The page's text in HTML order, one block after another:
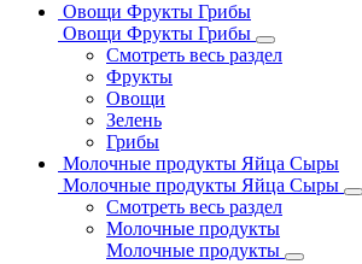
Овощи Фрукты Грибы
Овощи Фрукты Грибы
Смотреть весь раздел
Фрукты
Овощи
Зелень
Грибы
Молочные продукты Яйца Сыры
Молочные продукты Яйца Сыры
Смотреть весь раздел
Молочные продукты
Молочные продукты